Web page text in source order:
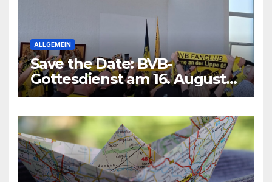
ALLGEMEIN
Save the Date: BVB-
Gottesdienst am 16. August
2026